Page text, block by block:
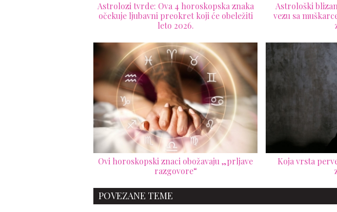
Astrolozi tvrde: Ova 4 horoskopska znaka
očekuje ljubavni preokret koji će obeležiti
leto 2026.
Astrološki
vezu sa
Ovi horoskopski znaci obožavaju „prljave
razgovore“
Koja vrsta
POVEZANE TEME